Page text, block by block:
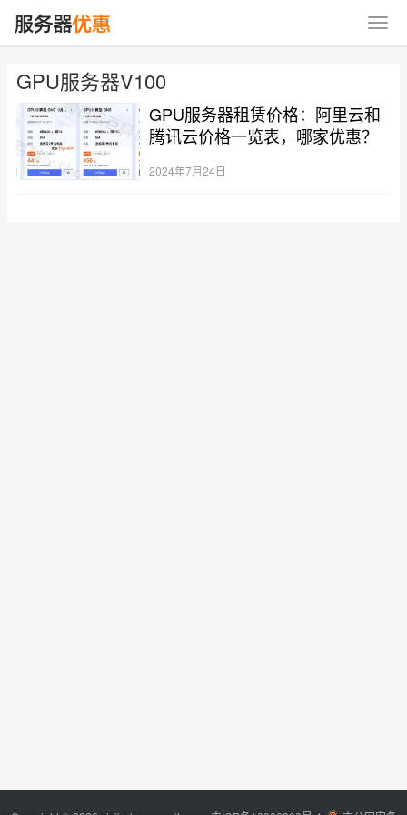
GPU服务器V100
GPU服务器租赁价格：阿里云和
腾讯云价格一览表，哪家优惠？
2024年7月24日